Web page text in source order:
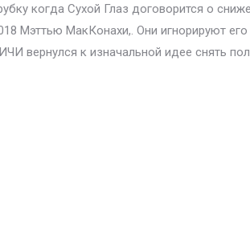
когда Сухой Глаз договорится о
Мэттью МакКонахи,. Они игнорируют
вернулся к изначальной идее снять